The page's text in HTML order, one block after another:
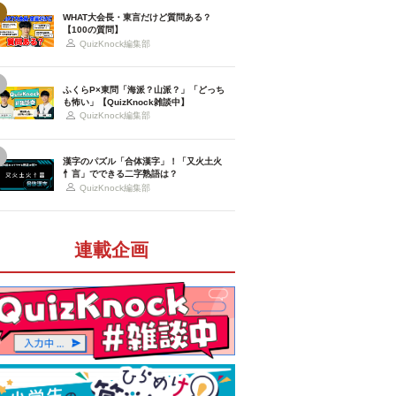
WHAT大会長・東言だけど質問ある？
【100の質問】
QuizKnock編集部
ふくらP×東問「海派？山派？」「どっち
も怖い」【QuizKnock雑談中】
QuizKnock編集部
漢字のパズル「合体漢字」！「又火土火
忄言」でできる二字熟語は？
QuizKnock編集部
連載企画